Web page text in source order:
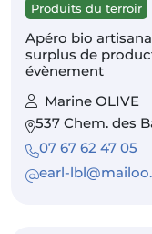
Produits du terroir
Apéro bio
surplus de
évènement
Marine OLIVE
537 Chem. des
07 67 62 47 05
earl-